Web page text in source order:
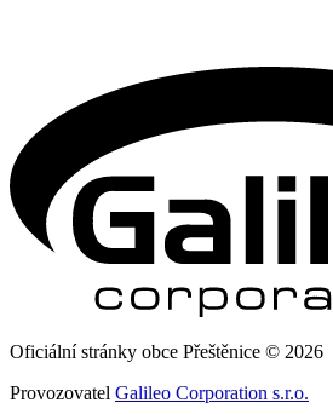
Oficiální stránky obce Přeštěnice © 2026
Provozovatel Galileo Corporation s.r.o.